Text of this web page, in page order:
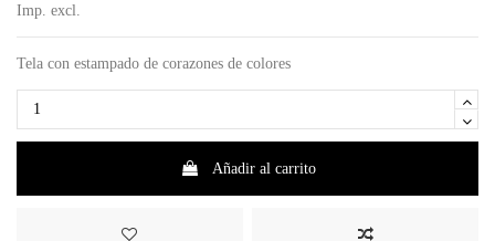
Imp. excl.
Tela con estampado de corazones de colores
Añadir al carrito